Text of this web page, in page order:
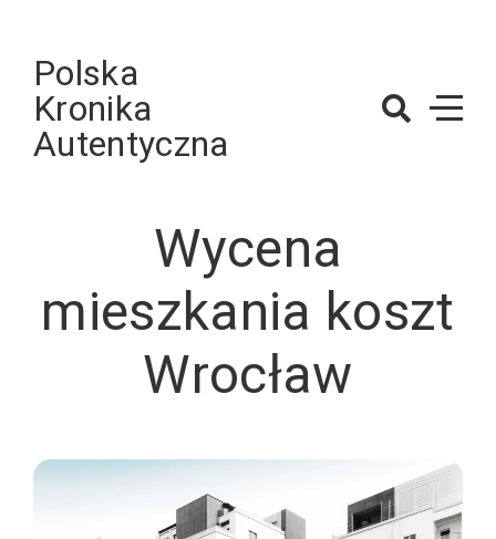
contentPolska
Kronika
Autentyczna
Wycena
mieszkania koszt
Wrocław